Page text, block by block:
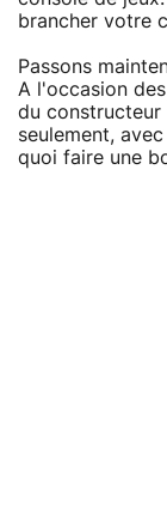
brancher votre
Passons
A l'occasion
du constructeur
seulement,
quoi faire une